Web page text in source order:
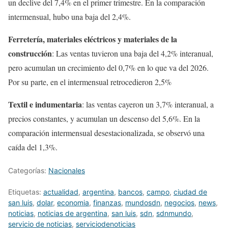
un declive del 7,4% en el primer trimestre. En la comparación
intermensual, hubo una baja del 2,4%.
Ferretería, materiales eléctricos y materiales de la
construcción: Las ventas tuvieron una baja del 4,2% interanual,
pero acumulan un crecimiento del 0,7% en lo que va del 2026.
Por su parte, en el intermensual retrocedieron 2,5%
Textil e indumentaria: las ventas cayeron un 3,7% interanual, a
precios constantes, y acumulan un descenso del 5,6%. En la
comparación intermensual desestacionalizada, se observó una
caída del 1,3%.
Categorías: Nacionales
Etiquetas: actualidad, argentina, bancos, campo, ciudad de
san luis, dolar, economia, finanzas, mundosdn, negocios, news,
noticias, noticias de argentina, san luis, sdn, sdnmundo,
servicio de noticias, serviciodenoticias